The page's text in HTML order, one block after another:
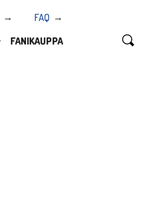
FAQ
FANIKAUPPA